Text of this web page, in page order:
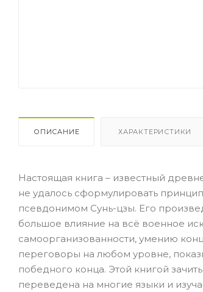
ОПИСАНИЕ ХАРАКТЕРИСТИКИ
Настоящая книга – известный
не удалось сформулировать
псевдонимом Сунь-цзы. Его
большое влияние на всё военное
самоорганизованности, умению
переговоры на любом уровне,
победного конца. Этой книгой
переведена на многие языки и